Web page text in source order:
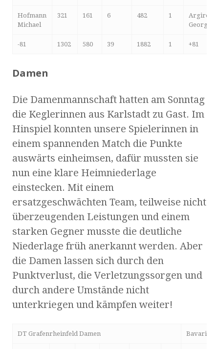
Hofmann
Michael
321 161 6 482 1
Georgios
-81 1302 580 39 1882 1 +81
Damen
Die Damenmannschaft hatten am Sonntag
die Keglerinnen aus Karlstadt zu Gast. Im
Hinspiel konnten unsere Spielerinnen in
einem spannenden Match die Punkte
auswärts einheimsen, dafür mussten sie
nun eine klare Heimniederlage
einstecken. Mit einem
ersatzgeschwächten Team, teilweise nicht
überzeugenden Leistungen und einem
starken Gegner musste die deutliche
Niederlage früh anerkannt werden. Aber
die Damen lassen sich durch den
Punktverlust, die Verletzungssorgen und
durch andere Umstände nicht
unterkriegen und kämpfen weiter!
DT Grafenrheinfeld Damen Bavaria